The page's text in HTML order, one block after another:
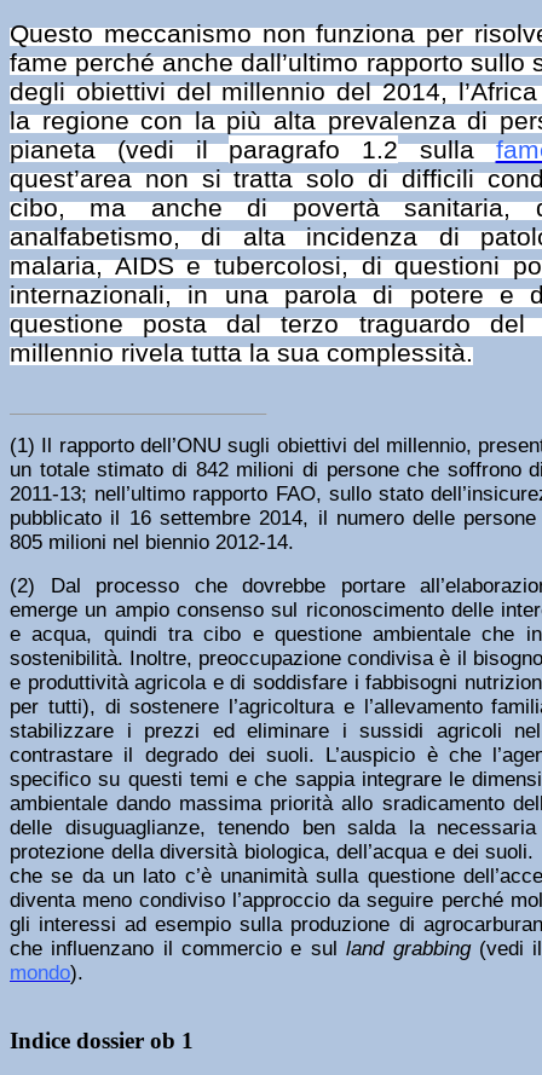
Questo meccanismo non funziona per
fame perché anche dall’ultimo rapporto sullo
degli obiettivi del millennio del 2014,
la regione con la più alta prevalenza di
pianeta (vedi ilparagrafo 1.2sulla
quest’area non si tratta solo di difficili
cibo, ma anche di povertà sanitaria,
analfabetismo, di alta incidenza di
malaria, AIDS e tubercolosi, di questioni
internazionali, in una parola di potere e
questione posta dal terzo traguardo del
millennio rivela tutta la sua complessità.
(1) Il rapporto dell’ONU sugli obiettivi del millennio,
un totale stimato di 842 milioni di persone che soffrono
2011-13; nell’ultimo rapporto FAO, sullo stato
pubblicato il 16 settembre 2014, il numero delle
805 milioni nel biennio 2012-14.
(2) Dal processo che dovrebbe portare
emerge un ampio consenso sul riconoscimento delle
e acqua, quindi tra cibo e questione ambientale che
sostenibilità. Inoltre, preoccupazione condivisa è il
e produttività agricola e di soddisfare i fabbisogni
per tutti), di sostenere l’agricoltura e l’allevamento
stabilizzare i prezzi ed eliminare i sussidi agricoli
contrastare il degrado dei suoli. L’auspicio è che
specifico su questi temi e che sappia integrare le
ambientale dando massima priorità allo sradicamento
delle disuguaglianze, tenendo ben salda la
protezione della diversità biologica, dell’acqua e dei
che se da un lato c’è unanimità sulla questione
diventa meno condiviso l’approccio da seguire perché
gli interessi ad esempio sulla produzione di
che influenzano il commercio e sulland grabbing(vedi
mondo).
Indice dossier ob 1